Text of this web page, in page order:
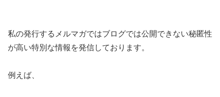
私の発行するメルマガではブログでは公開できない秘匿性
が高い特別な情報を発信しております。
例えば、